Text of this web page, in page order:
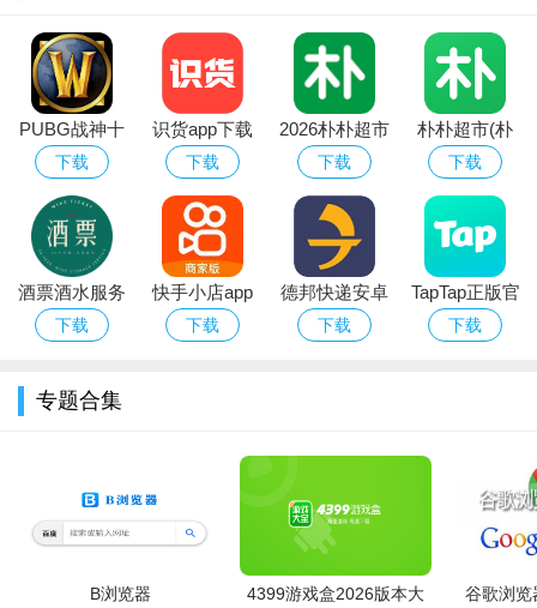
软件功能
1、画图：可以直接绘图，对照片进行效果处理、文字添加和
PUBG战神十
字架下载安卓
免费版
下载
识货app下载
官方正版最新
版本
下载
2026朴朴超市
app最新版本
下载
朴朴超市(朴
朴买菜)app安
卓手机版
下载
酒票酒水服务
app
下载
快手小店app
官方下载2026
下载
德邦快递安卓
版
下载
TapTap正版官
方下载最新版
下载
专题合集
B浏览器
4399游戏盒2026版本大
谷歌浏览